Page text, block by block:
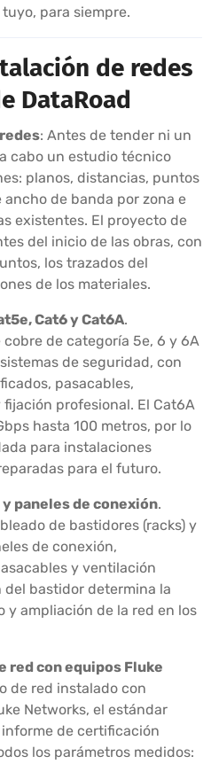
para siempre.
de redes
DataRoad
: Antes de tender ni un
cabo un estudio técnico
planos, distancias, puntos
de banda por zona e
existentes. El proyecto de
del inicio de las obras, con
los trazados del
de los materiales.
Cat6 y Cat6A.
de categoría 5e, 6 y 6A
de seguridad, con
pasacables,
profesional. El Cat6A
hasta 100 metros, por lo
para instalaciones
para el futuro.
paneles de conexión.
de bastidores (racks) y
de conexión,
y ventilación
bastidor determina la
ampliación de la red en los
red con equipos Fluke
de red instalado con
Networks, el estándar
de certificación
los parámetros medidos: